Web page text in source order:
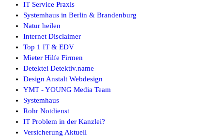
IT Service Praxis
Systemhaus in Berlin & Brandenburg
Natur heilen
Internet Disclaimer
Top 1 IT & EDV
Mieter Hilfe Firmen
Detektei Detektiv.name
Design Anstalt Webdesign
YMT - YOUNG Media Team
Systemhaus
Rohr Notdienst
IT Problem in der Kanzlei?
Versicherung Aktuell